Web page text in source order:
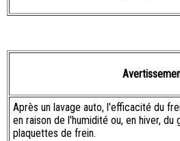
Après un lavage auto, l'efficacité du
en raison de l'humidité ou, en hiver,
plaquettes de frein.